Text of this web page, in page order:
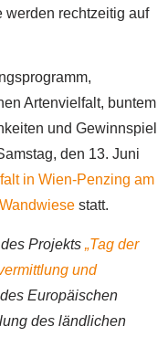
werden rechtzeitig auf
Artenvielfalt, buntem
und Gewinnspiel
den 13. Juni
in Wien-Penzing am
statt.
Projekts „Tag der
und
Europäischen
des ländlichen